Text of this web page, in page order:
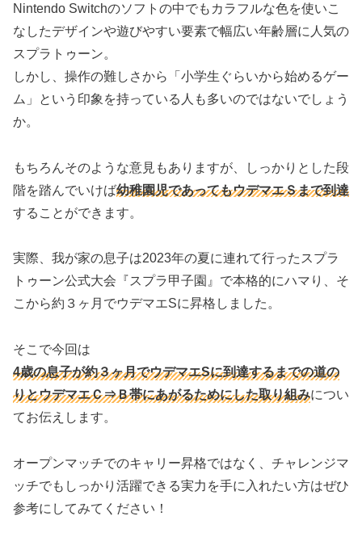
Nintendo Switchのソフトの中でもカラフルな色を使いこ
なしたデザインや遊びやすい要素で幅広い年齢層に人気の
スプラトゥーン。
しかし、操作の難しさから「小学生ぐらいから始めるゲー
ム」という印象を持っている人も多いのではないでしょう
か。
もちろんそのような意見もありますが、しっかりとした段
階を踏んでいけば幼稚園児であってもウデマエＳまで到達
することができます。
実際、我が家の息子は2023年の夏に連れて行ったスプラ
トゥーン公式大会『スプラ甲子園』で本格的にハマり、そ
こから約３ヶ月でウデマエSに昇格しました。
そこで今回は
4歳の息子が約３ヶ月でウデマエSに到達するまでの道の
りとウデマエＣ⇒Ｂ帯にあがるためにした取り組みについ
てお伝えします。
オープンマッチでのキャリー昇格ではなく、チャレンジマ
ッチでもしっかり活躍できる実力を手に入れたい方はぜひ
参考にしてみてください！